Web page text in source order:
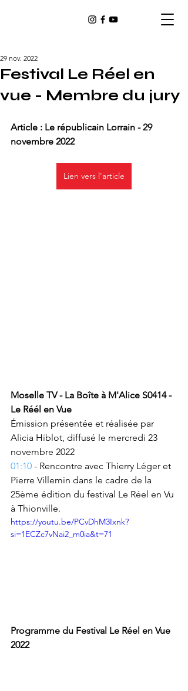
Festival Le Réel en
vue - Membre du jury
29 nov. 2022
Article : Le républicain Lorrain - 29
novembre 2022
Lien vers l'article
Moselle TV - La Boîte à M'Alice S0414 -
Le Réél en Vue
Émission présentée et réalisée par
Alicia Hiblot, diffusé le mercredi 23
novembre 2022
01:10 - Rencontre avec Thierry Léger et
Pierre Villemin dans le cadre de la
25ème édition du festival Le Réel en Vu
à Thionville.
https://youtu.be/PCvDhM3Ixnk?
si=1ECZc7vNai2_m0ia&t=71
Programme du Festival Le Réel en Vue
2022